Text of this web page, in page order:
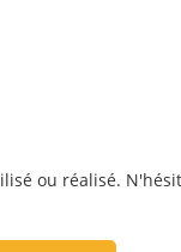
ou réalisé.